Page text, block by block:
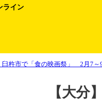
ライン
臼杵市で「食の映画祭」 2
【大